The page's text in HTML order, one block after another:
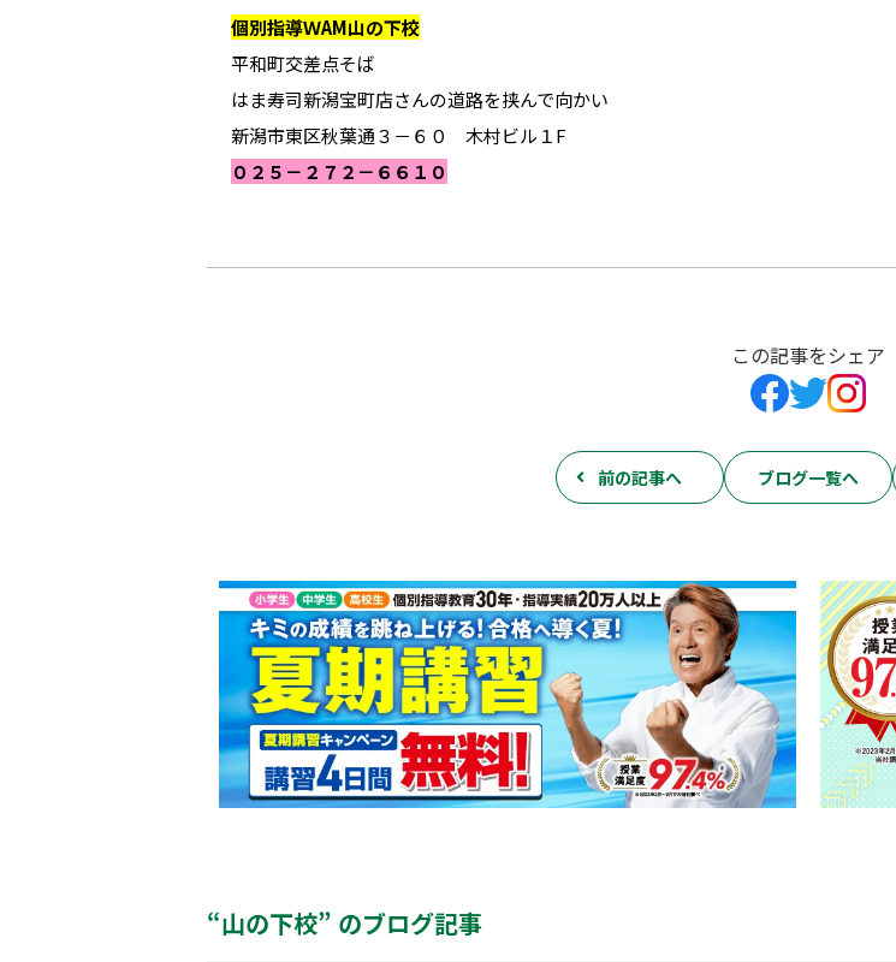
個別指導ＷAM山の下校
平和町交差点そば
はま寿司新潟宝町店さんの道路を挟んで向かい
新潟市東区秋葉通３－６０ 木村ビル１F
０２５－２７２－６６１０
この記事をシェア
前の記事へ ブログ一覧へ
“山の下校” のブログ記事